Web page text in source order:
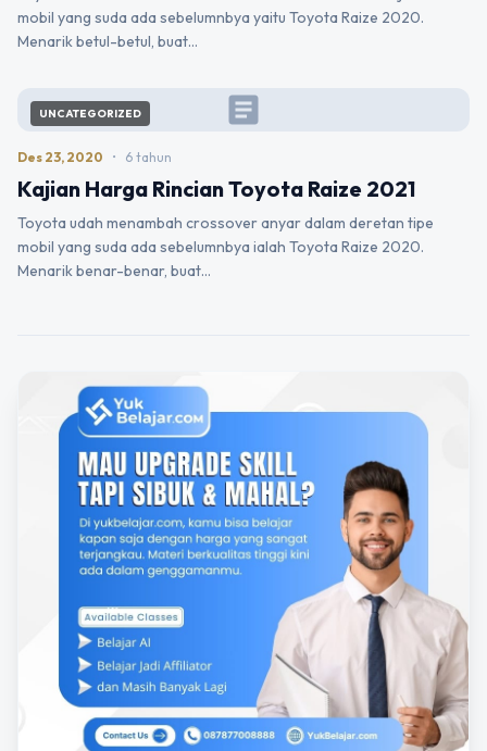
mobil yang suda ada sebelumnbya yaitu Toyota Raize 2020.
Menarik betul-betul, buat…
article
UNCATEGORIZED
Des 23, 2020 • 6 tahun
Kajian Harga Rincian Toyota Raize 2021
Toyota udah menambah crossover anyar dalam deretan tipe
mobil yang suda ada sebelumnbya ialah Toyota Raize 2020.
Menarik benar-benar, buat…